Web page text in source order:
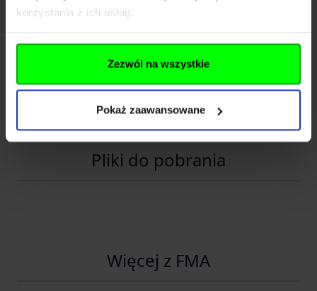
korzystania z ich usług.
Zezwól na wszystkie
Pokaż zaawansowane
Wrocław
E-mail
b2b@gfcorp.pl
+48 71 778 81 12
Pliki do pobrania
Więcej z FMA